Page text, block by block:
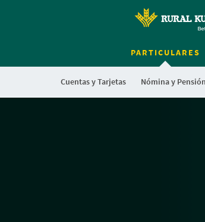
PARTICULARES
Cuentas y Tarjetas Nómina y Pensión